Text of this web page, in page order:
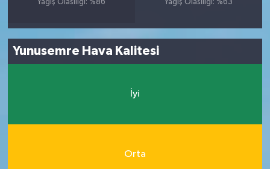
Yağış Olasılığı: %86
Yağış Olasılığı: %63
Yunusemre Hava Kalitesi
İyi
Orta